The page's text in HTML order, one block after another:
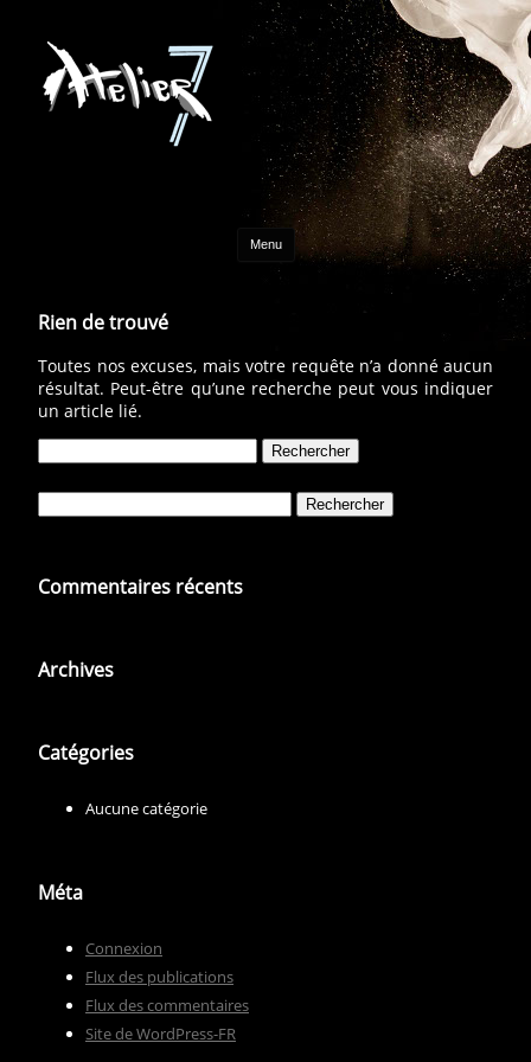
Menu Aller au contenu
Rien de trouvé
Toutes nos excuses, mais votre requête n’a donné aucun
résultat. Peut-être qu’une recherche peut vous indiquer
un article lié.
Commentaires récents
Archives
Catégories
Aucune catégorie
Méta
Connexion
Flux des publications
Flux des commentaires
Site de WordPress-FR